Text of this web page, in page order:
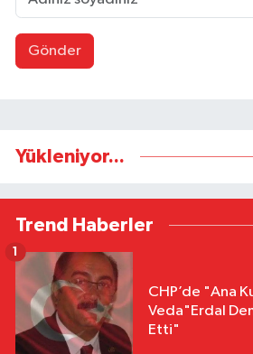
Gönder
Yükleniyor...
Trend Haberler
CHP’de "Ana
Veda"Erdal
Etti"
1